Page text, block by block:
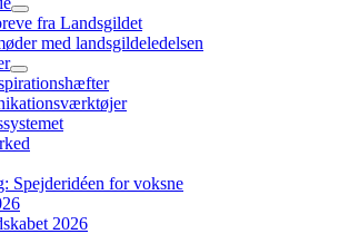
expand
child
menu
fra Landsgildet
med landsgildeledelsen
expand
child
menu
Spejderidéen for voksne
2026